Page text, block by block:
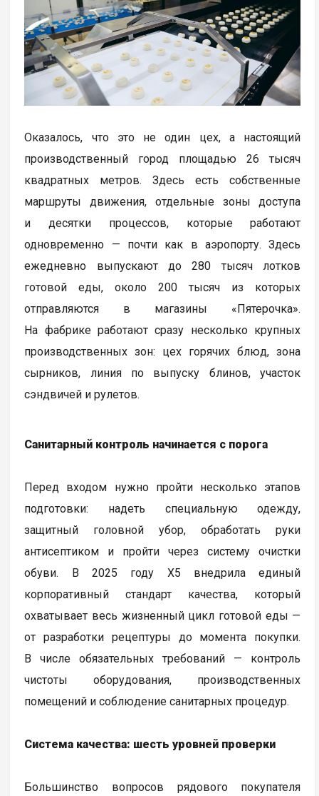
Оказалось, что это не один цех, а настоящий
производственный город площадью 26 тысяч
квадратных метров. Здесь есть собственные
маршруты движения, отдельные зоны доступа
и десятки процессов, которые работают
одновременно — почти как в аэропорту. Здесь
ежедневно выпускают до 280 тысяч лотков
готовой еды, около 200 тысяч из которых
отправляются в магазины «Пятерочка».
На фабрике работают сразу несколько крупных
производственных зон: цех горячих блюд, зона
сырников, линия по выпуску блинов, участок
сэндвичей и рулетов.
Санитарный контроль начинается с порога
Перед входом нужно пройти несколько этапов
подготовки: надеть специальную одежду,
защитный головной убор, обработать руки
антисептиком и пройти через систему очистки
обуви. В 2025 году Х5 внедрила единый
корпоративный стандарт качества, который
охватывает весь жизненный цикл готовой еды —
от разработки рецептуры до момента покупки.
В числе обязательных требований — контроль
чистоты оборудования, производственных
помещений и соблюдение санитарных процедур.
Система качества: шесть уровней проверки
Большинство вопросов рядового покупателя